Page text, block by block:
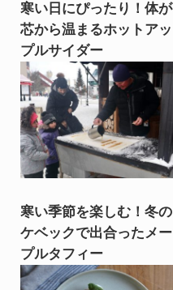
寒い日にぴったり！体が
芯から温まるホットアッ
プルサイダー
寒い季節を楽しむ！冬の
ケベックで出合ったメー
プルタフィー